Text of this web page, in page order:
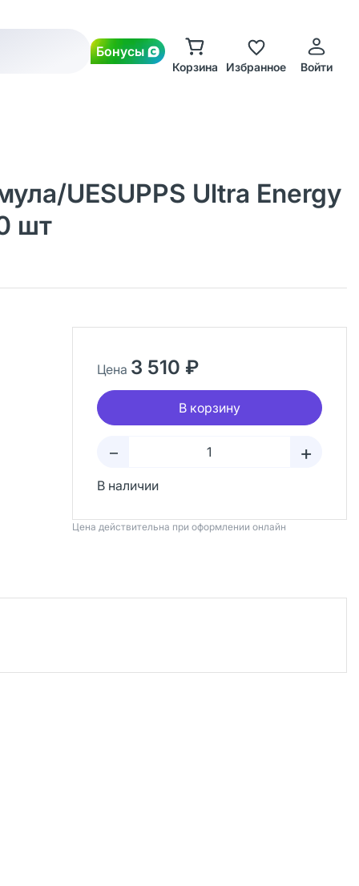
Бонусы
Корзина Избранное Войти
UESUPPS Ultra Energy
шт
Цена 3 510 ₽
В корзину
– +
В наличии
Цена действительна при оформлении онлайн